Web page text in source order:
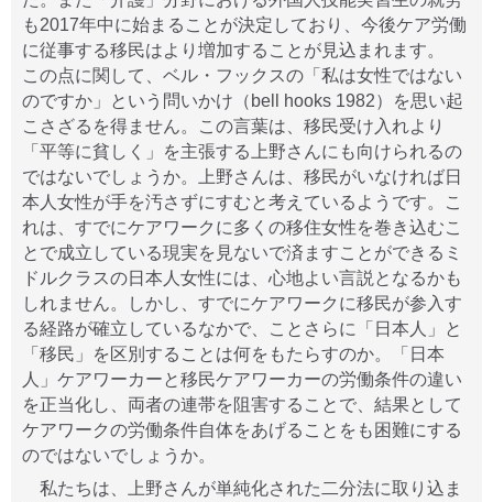
も2017年中に始まることが決定しており、今後ケア労働
に従事する移民はより増加することが見込まれます。
この点に関して、ベル・フックスの「私は女性ではない
のですか」という問いかけ（bell hooks 1982）を思い起
こさざるを得ません。この言葉は、移民受け入れより
「平等に貧しく」を主張する上野さんにも向けられるの
ではないでしょうか。上野さんは、移民がいなければ日
本人女性が手を汚さずにすむと考えているようです。こ
れは、すでにケアワークに多くの移住女性を巻き込むこ
とで成立している現実を見ないで済ますことができるミ
ドルクラスの日本人女性には、心地よい言説となるかも
しれません。しかし、すでにケアワークに移民が参入す
る経路が確立しているなかで、ことさらに「日本人」と
「移民」を区別することは何をもたらすのか。「日本
人」ケアワーカーと移民ケアワーカーの労働条件の違い
を正当化し、両者の連帯を阻害することで、結果として
ケアワークの労働条件自体をあげることをも困難にする
のではないでしょうか。
私たちは、上野さんが単純化された二分法に取り込ま